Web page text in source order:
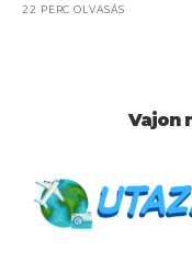
22 PERC OLVASÁS
Vajon